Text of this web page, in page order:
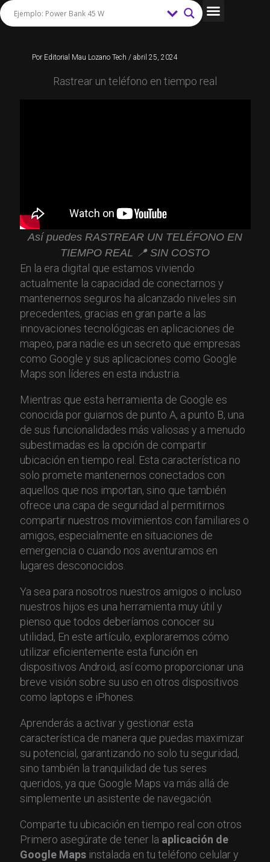
Ir
al
Por Editorial Mau Lozano Tech / abril 25, 2024
Rastrear un teléfono en tiempo real
Así puedes RASTREAR UN TELÉFONO EN
TIEMPO REAL 📍 SIN COSTO
En la era digital que estamos viviendo
actualmente la capacidad de conectarnos y
mantenernos seguros ha alcanzado niveles sin
precedentes, gracias en gran parte a las
innovaciones tecnológicas en aplicaciones de
mapeo, para nadie es un secreto que empresas
como Google y sus aplicaciones como Google
Maps son líderes en esta industria.
Mientras que esta herramienta de Google es
conocida por guiarnos de punto A, a punto B, una
de sus funcionalidades más valiosas y a menudo
subestimadas es la opción de compartir
ubicación en tiempo real. Esta característica no
solo promete mantenernos conectados con
aquellos que nos importan, sino que también
ofrece una capa de seguridad al permitirnos
compartir nuestros movimientos con familiares o
amigos, especialmente en situaciones de
emergencia o cuando nos aventuramos en
lugares desconocidos.
Ya sea para nosotros nuestros amigos o incluso
nuestros hijos es una herramienta muy útil y
pienso que todos deberíamos conocer su
utilidad, En este artículo, exploraremos cómo
utilizar eficientemente esta función en
dispositivos Android, así como proporcionar una
breve visión sobre su uso en otros dispositivos
como laptops e iPhones.
Aprenderás a activar y gestionar esta
característica de manera que puedas maximizar
su potencial, garantizando no solo tu seguridad,
sino también la tranquilidad de tus seres
queridos, ya que Google Maps va más allá de
simplemente un asistente de navegación.
Comparte tu ubicación en tiempo real con otros
Primero asegúrate de tener la aplicación de
Google Mapsinstalada en tu teléfono celular y